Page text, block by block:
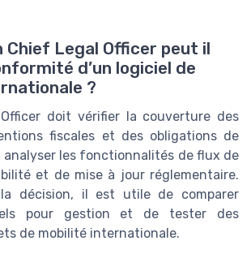
Chief Legal Officer peut il
d’un logiciel de
?
doit vérifier la couverture des
fiscales et des obligations de
analyser les fonctionnalités de flux de
et de mise à jour réglementaire.
décision, il est utile de comparer
pour gestion et de tester des
de mobilité internationale.